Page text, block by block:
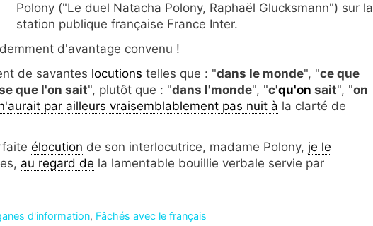
Polony ("Le duel Natacha Polony, Raphaël Glucksmann") sur la
station publique française France Inter.
d'avantage convenu !
de savantes locutions telles que : "dans le monde", "ce que
que l'on sait", plutôt que : "dans l'monde", "c'qu'on sait", "on
par ailleurs vraisemblablement pas nuit à la clarté de
élocution de son interlocutrice, madame Polony, je le
au regard de la lamentable bouillie verbale servie par
d'information, Fâchés avec le français